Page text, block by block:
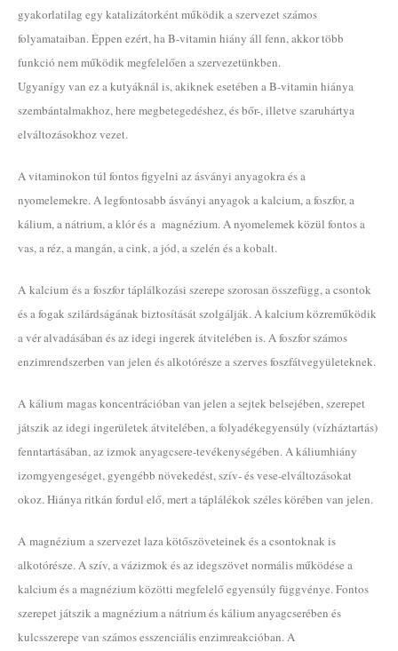
gyakorlatilag egy katalizátorként működik a szervezet számos
folyamataiban. Éppen ezért, ha B-vitamin hiány áll fenn, akkor több
funkció nem működik megfelelően a szervezetünkben.
Ugyanígy van ez a kutyáknál is, akiknek esetében a B-vitamin hiánya
szembántalmakhoz, here megbetegedéshez, és bőr-, illetve szaruhártya
elváltozásokhoz vezet.
A vitaminokon túl fontos figyelni az ásványi anyagokra és a
nyomelemekre. A legfontosabb ásványi anyagok a kalcium, a foszfor, a
kálium, a nátrium, a klór és a magnézium. A nyomelemek közül fontos a
vas, a réz, a mangán, a cink, a jód, a szelén és a kobalt.
A kalcium és a foszfor táplálkozási szerepe szorosan összefügg, a csontok
és a fogak szilárdságának biztosítását szolgálják. A kalcium közreműködik
a vér alvadásában és az idegi ingerek átvitelében is. A foszfor számos
enzimrendszerben van jelen és alkotórésze a szerves foszfátvegyületeknek.
A kálium magas koncentrációban van jelen a sejtek belsejében, szerepet
játszik az idegi ingerületek átvitelében, a folyadékegyensúly (vízháztartás)
fenntartásában, az izmok anyagcsere-tevékenységében. A káliumhiány
izomgyengeséget, gyengébb növekedést, szív- és vese-elváltozásokat
okoz. Hiánya ritkán fordul elő, mert a táplálékok széles körében van jelen.
A magnézium a szervezet laza kötőszöveteinek és a csontoknak is
alkotórésze. A szív, a vázizmok és az idegszövet normális működése a
kalcium és a magnézium közötti megfelelő egyensúly függvénye. Fontos
szerepet játszik a magnézium a nátrium és kálium anyagcserében és
kulcsszerepe van számos esszenciális enzimreakcióban. A